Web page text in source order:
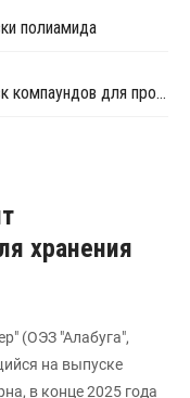
полиамида
НПП "ПОЛИПЛАСТИК" запустил выпуск компаундов для производства нового коммерческого автомобиля ГАЗель
хранения
(ОЭЗ "Алабуга",
на выпуске
в конце 2025 года